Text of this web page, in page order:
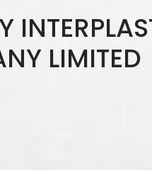
LIMITED